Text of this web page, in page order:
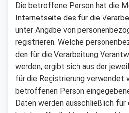
Die betroffene Person hat die
Internetseite des für die
unter Angabe von
registrieren. Welche
den für die Verarbeitung
werden, ergibt sich aus der
für die Registrierung verwendet
betroffenen Person
Daten werden ausschließlich für